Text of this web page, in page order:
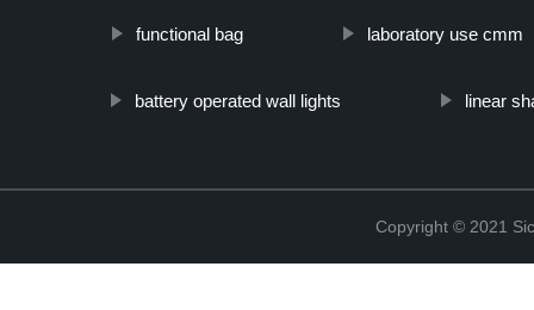
functional bag laboratory use cmm
battery operated wall lights linear
Copyright © 2021